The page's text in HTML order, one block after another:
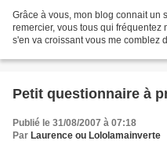
Grâce à vous, mon blog connait un
remercier, vous tous qui
s'en va croissant vous me comblez
Petit questionnaire à
Publié le 31/08/2007 à 07:18
Par Laurence ou Lololamainverte